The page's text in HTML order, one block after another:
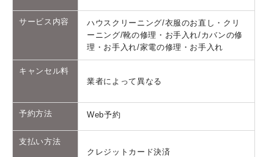
サービス内容
ハウスクリーニング/衣服のお直し・クリ
ーニング/靴の修理・お手入れ/カバンの修
理・お手入れ/家電の修理・お手入れ
キャンセル料
業者によって異なる
予約方法 Web予約
支払い方法
クレジットカード決済